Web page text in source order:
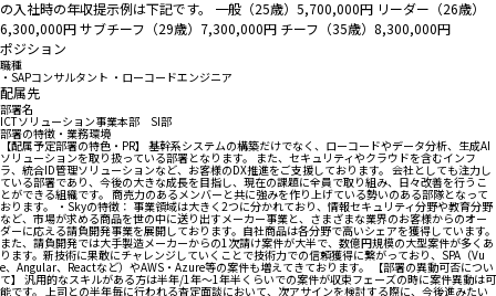
の入社時の年収提示例は下記です。 一般（25歳）5,700,000円 リーダー（26歳）
6,300,000円 サブチーフ（29歳）7,300,000円 チーフ（35歳）8,300,000円
ポジション
職種
・SAPコンサルタント ・ローコードエンジニア
配属先
部署名
ICTソリューション事業本部 SI部
部署の特徴・業務環境
【配属予定部署の特色・PR】 基幹系システムの構築だけでなく、ローコードやデータ分析、生成AI
ソリューションを取り扱っている部署となります。 また、セキュリティやクラウドを含むインフ
ラ、統合ID管理ソリューションなど、お客様のDX推進をご支援しております。 会社としても注力し
ている部署であり、今後の大きな成長を目指し、現在の課題に全員で取り組み、日々改善を行うこ
とができる組織です。 商売力のあるメンバーと共に強みを作り上げている勢いのある部隊となって
おります。 ・Skyの特徴： 事業領域は大きく2つに分かれており、情報セキュリティ分野や教育分野
など、市場が求める商品を世の中に送り出すメーカー事業と、さまざまな業界のお客様からのオー
ダーに応える請負開発事業を展開しております。自社商品は各分野で高いシェアを獲得しています。
また、請負開発では大手製造メーカーからの1次請け案件が大半で、数億円規模の大型案件が多くあ
ります。新技術に果敢にチャレンジしていくことで技術力での信頼獲得に繋がっており、SPA（Vu
e、Angular、Reactなど）やAWS・Azure等の案件も増えてきております。 【部署の異動可否につい
て】 汎用的なスキルがある方は半年/1年～1年半くらいでの案件が収束フェーズの時に案件異動は可
能です。 上司との半年毎に行われる査定面談において、次アサインを検討する際に、今後進みたい